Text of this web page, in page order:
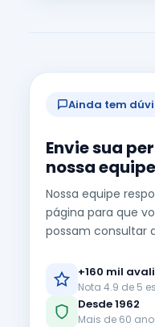
Ainda tem
Envie sua
nossa equipe
Nossa equipe
página para que
possam consultar
+160 mil
Nota 4.9 de 5
Desde 1962
Mais de 60